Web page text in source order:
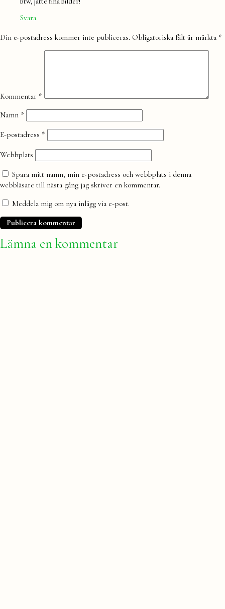
Svara
Lämna
Din e-postadress kommer inte publiceras. Obligatoriska fält är märkta *
Kommentar *
Namn *
E-postadress *
Webbplats
Spara mitt namn, min e-postadress och webbplats i denna
webbläsare till nästa gång jag skriver en kommentar.
Meddela mig om nya inlägg via e-post.
Lämna en kommentar